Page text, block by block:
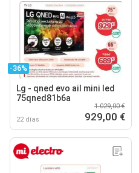
-36%
Lg - qned evo ail mini led
75qned81b6a
22 días
1.029,00 €
929,00 €